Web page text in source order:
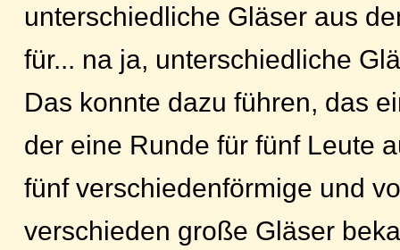
unterschiedliche Gläser aus
für... na ja, unterschiedliche
Das konnte dazu führen, das
der eine Runde für fünf Leute
fünf verschiedenförmige und
verschieden große Gläser